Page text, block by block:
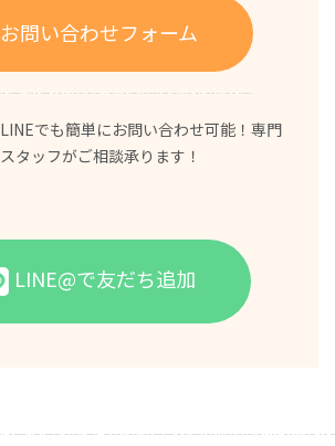
お問い合わせフォーム
LINEでも簡単にお問い合わせ可能！専門
スタッフがご相談承ります！
LINE@で友だち追加